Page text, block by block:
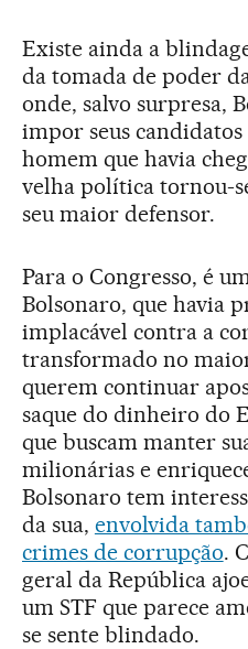
Existe ainda a
da tomada de poder
onde, salvo surpresa,
impor seus
homem que havia
velha política tornou-
seu maior defensor.
Para o Congresso, é
Bolsonaro, que havia
implacável contra a
transformado no
querem continuar
saque do dinheiro do
que buscam manter
milionárias e
Bolsonaro tem
da sua, envolvida
crimes de corrupção.
geral da República
um STF que parece
se sente blindado.